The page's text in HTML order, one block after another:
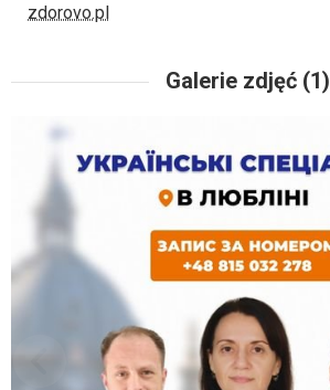
zdorovo.pl
Galerie zdjęć (1)